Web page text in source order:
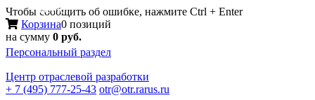
Чтобы сообщить об ошибке, нажмите Ctrl + Enter
Корзина0 позиций
на сумму 0 руб.
Персональный раздел
Центр отраслевой разработки
+ 7 (495) 777-25-43 otr@otr.rarus.ru
Меню